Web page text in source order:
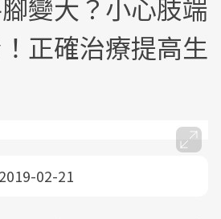
變大？小心肢端
正確治療提高生
2019-02-21